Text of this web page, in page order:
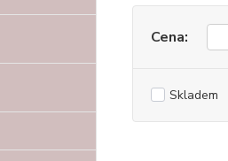
Cena:
Skladem